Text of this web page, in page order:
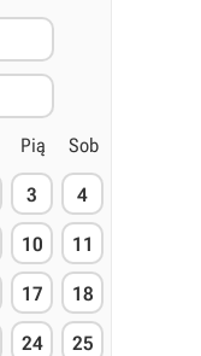
Pią Sob
3 4
10 11
17 18
24 25